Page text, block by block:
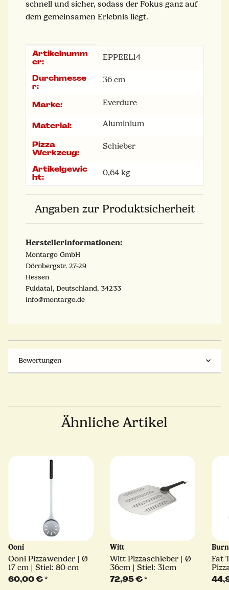
schnell und sicher, sodass der Fokus ganz auf
dem gemeinsamen Erlebnis liegt.
Produkteigenschaft
Wert
Artikelnumm
er:
EPPEEL14
Durchmesse
r:
36 cm
Marke: Everdure
Material: Aluminium
Pizza
Werkzeug:
Schieber
Artikelgewic
ht:
0,64 kg
Angaben zur Produktsicherheit
Herstellerinformationen:
Montargo GmbH
Dörnbergstr. 27-29
Hessen
Fuldatal, Deutschland, 34233
info@montargo.de
Bewertungen
Ähnliche Artikel
Ooni
Ooni Pizzawender | Ø
17 cm | Stiel: 80 cm
60,00 €*
Witt
Witt Pizzaschieber | Ø
36cm | Stiel: 31cm
72,95 €*
Fat
|